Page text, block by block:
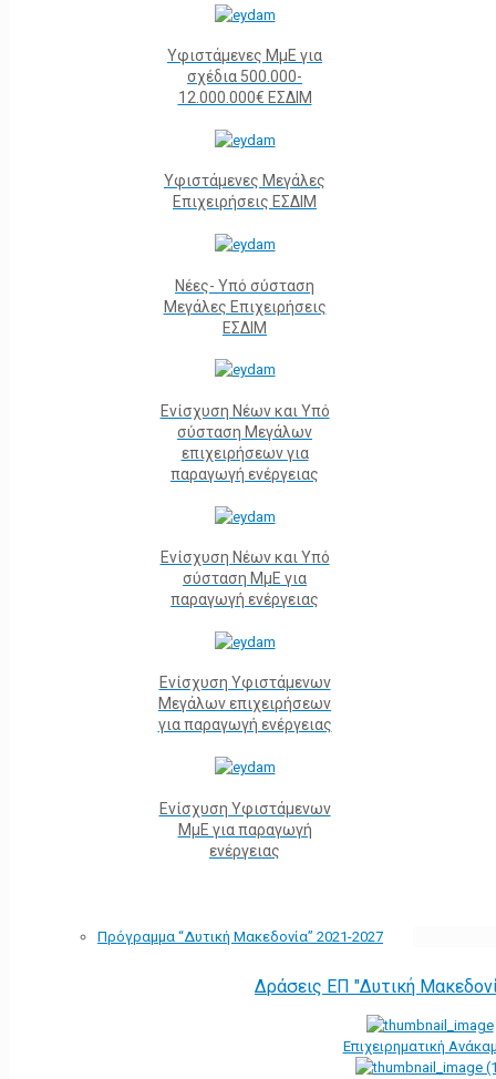
Υφιστάμενες ΜμΕ για
σχέδια 500.000-
12.000.000€ ΕΣΔΙΜ
Υφιστάμενες Μεγάλες
Επιχειρήσεις ΕΣΔΙΜ
Νέες- Υπό σύσταση
Μεγάλες Επιχειρήσεις
ΕΣΔΙΜ
Ενίσχυση Νέων και Υπό
σύσταση Μεγάλων
επιχειρήσεων για
παραγωγή ενέργειας
Ενίσχυση Νέων και Υπό
σύσταση ΜμΕ για
παραγωγή ενέργειας
Ενίσχυση Υφιστάμενων
Μεγάλων επιχειρήσεων
για παραγωγή ενέργειας
Ενίσχυση Υφιστάμενων
ΜμΕ για παραγωγή
ενέργειας
Πρόγραμμα “Δυτική Μακεδονία” 2021-2027
Δράσεις ΕΠ "Δυτική
Επιχειρηματική